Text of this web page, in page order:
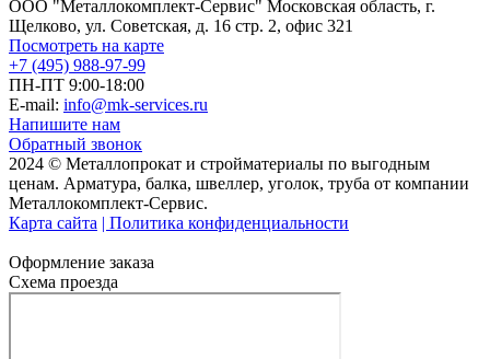
ООО "Металлокомплект-Сервис" Московская область, г.
Щелково, ул. Советская, д. 16 стр. 2, офис 321
Посмотреть на карте
+7 (495) 988-97-99
ПН-ПТ 9:00-18:00
E-mail: info@mk-services.ru
Напишите нам
Обратный звонок
2024 © Металлопрокат и стройматериалы по выгодным
ценам. Арматура, балка, швеллер, уголок, труба от компании
Металлокомплект-Сервис.
Карта сайта | Политика конфиденциальности
Оформление заказа
Схема проезда